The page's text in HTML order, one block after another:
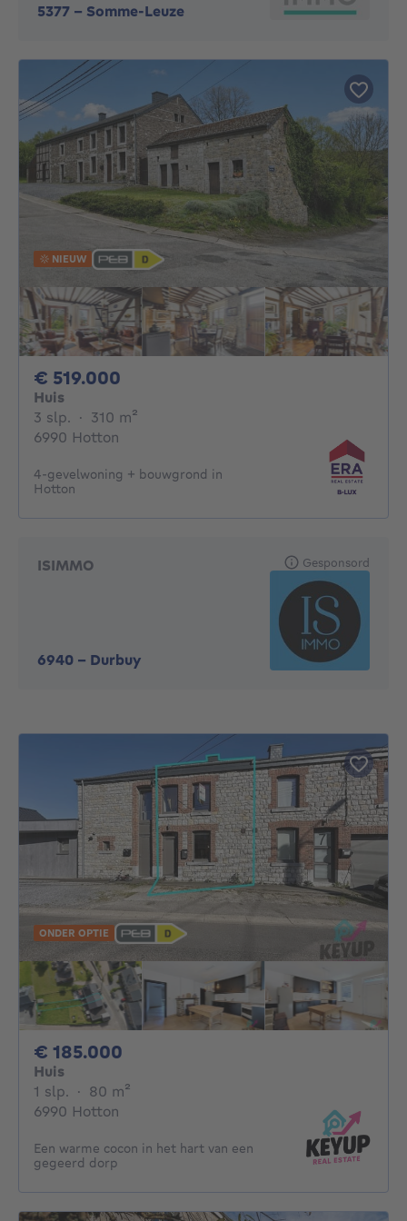
5377 - Somme-Leuze
NIEUW
€ 519.000
Huis
3 slp. 3 slaapkamers
· 310 m²
6990 Hotton
4-gevelwoning + bouwgrond in
Hotton
ISIMMO
6940 - Durbuy
Gesponsord
ONDER OPTIE
€ 185.000
Huis
1 slp. 1 slaapkamer
· 80 m²
6990 Hotton
Een warme cocon in het hart van een
gegeerd dorp